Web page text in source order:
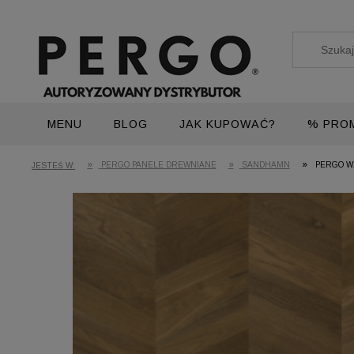
MENU BLOG JAK KUPOWAĆ? %
JESTEŚ W: » PERGO PANELE DREWNIANE » SANDHAMN » PERGO